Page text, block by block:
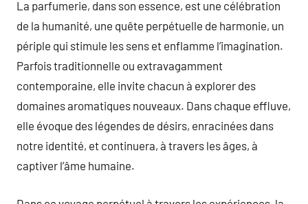
La parfumerie, dans son essence, est une célébration
de la humanité, une quête perpétuelle de harmonie, un
périple qui stimule les sens et enflamme l’imagination.
Parfois traditionnelle ou extravagamment
contemporaine, elle invite chacun à explorer des
domaines aromatiques nouveaux. Dans chaque effluve,
elle évoque des légendes de désirs, enracinées dans
notre identité, et continuera, à travers les âges, à
captiver l’âme humaine.